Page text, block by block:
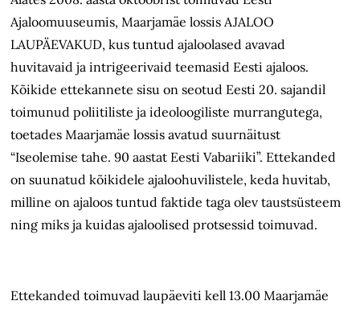
Ajaloomuuseumis, Maarjamäe lossis AJALOO
LAUPÄEVAKUD, kus tuntud ajaloolased avavad
huvitavaid ja intrigeerivaid teemasid Eesti ajaloos.
Kõikide ettekannete sisu on seotud Eesti 20. sajandil
toimunud poliitiliste ja ideoloogiliste murrangutega,
toetades Maarjamäe lossis avatud suurnäitust
“Iseolemise tahe. 90 aastat Eesti Vabariiki”. Ettekanded
on suunatud kõikidele ajaloohuvilistele, keda huvitab,
milline on ajaloos tuntud faktide taga olev taustsüsteem
ning miks ja kuidas ajaloolised protsessid toimuvad.
Ettekanded toimuvad laupäeviti kell 13.00 Maarjamäe